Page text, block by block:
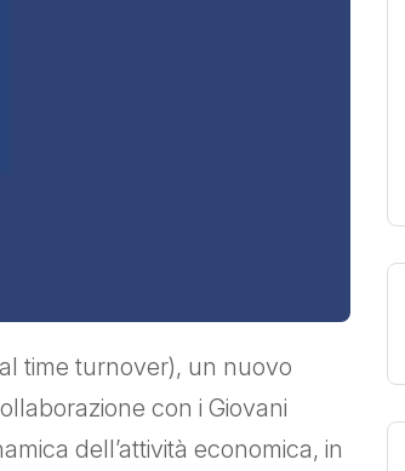
time turnover), un nuovo
con i Giovani
dell’attività economica, in